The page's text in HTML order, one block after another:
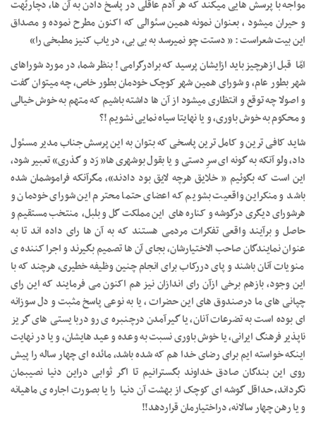
مواجه با پرسش هایی میکند که هر آدم عاقلی در پاسخ دادن به آن ها، دچاربُهت
و حیران میشود ، بعنوان نمونه همین سئوالی که اکنون مطرح نموده و مصداق
این بیت شعراست : « دستت چو نمیرسد به بی بی، دریاب کنیز مطبخی را»
امّا قبل ازهرچیز باید ازایشان پرسید که برادرگرامی ! بنظر شما، در مورد شوراهای
شهر بطور عام، و شورای همین شهر کوچک خودمان بطور خاص، چه میتوان گفت
و اصولا چه توقع و انتظاری میشود از آن ها داشته باشیم که متهم به خوش خیالی
و محکوم به خوش باوری، و یا نهایتا سیاه نمایی نشویم !؟
شاید کافی ترین و کامل ترین پاسخی که بتوان به این پرسش جناب مدیر مسئول
داد، ولو آنکه به گونه ای سرِ دستی و یا بقول بوشهری ها« رَد و گذری» تعبیر شود،
این است که بگوئیم « خلایق هرچه لایق بود دادند»، مگرآنکه فراموشمان شده
باشد و منکراین واقعیت بشویم که اعضای حتما محترم این شورای خودمان و
هرشورای دیگری درگوشه و کناره های این مملکت گل و بلبل، منتخب مستقیم و
حاصل و برآیند واقعی تفکرات مردمی هستند که به آن ها رای داده اند تا به
عنوان نمایندگان صاحب الاختیارشان، بجای آن ها تصمیم بگیرند و اجرا کننده ی
منویات آنان باشند و پای دررکاب برای انجام چنین وظیفه خطیری، هرچند که با
این وجود، بازهم برخی ازآن رای اندازان نیز هم اکنون می فرمایند که این رای
چپانی های ما درصندوق های این حضرات ، یا به نوعی پاسخ مثبت و دل سوزانه
ای بوده است به تضرعات آنان، یا گیرآمدن درچنبره ی رو دربایستی های گریز
ناپذیر فرهنگ ایرانی، یا خوش باوری نسبت به وعده و عید هایشان، و یا در نهایت
اینکه خواسته ایم برای رضای خدا هم که شده باشد، مائده ای چهار ساله را پیش
روی این بندگان صادق خداوند بگسترانیم تا اگر ثوابی دراین دنیا نصیبمان
نگرداند، حداقل گوشه ای کوچک از بهشت آن دنیا را یا بصورت اجاره ی ماهیانه
و یا رهن چهار سالانه، دراختیارمان قراردهد!!